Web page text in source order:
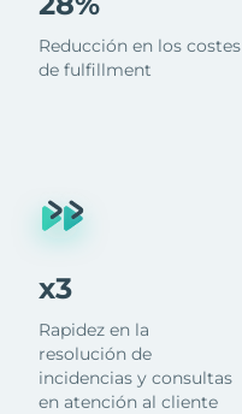
Reducción en los costes
de fulfillment
x3
Rapidez en la
resolución de
incidencias y consultas
en atención al cliente